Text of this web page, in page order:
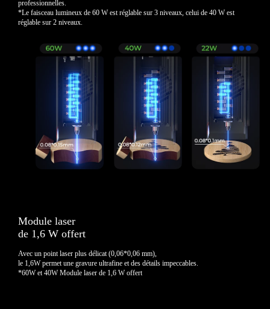
professionnelles.
*Le faisceau lumineux de 60 W est réglable sur 3 niveaux, celui de 40 W est
réglable sur 2 niveaux.
Module laser
de 1,6 W offert
Avec un point laser plus délicat (0,06*0,06 mm),
le 1,6W permet une gravure ultrafine et des détails impeccables.
*60W et 40W Module laser de 1,6 W offert